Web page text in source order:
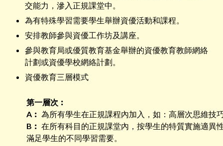
交能力，滲入正規課堂中。
為有特殊學習需要學生舉辦資優活動和課程。
安排教師參與資優工作坊及講座。
參與教育局或優質教育基金舉辦的資優教育教師網絡
計劃或資優學校網絡計劃。
資優教育三層模式
第一層次︰
A︰ 為所有學生在正規課程內加入，如：高層次思維
B︰ 在所有科目的正規課堂內，按學生的特質實施適異
滿足學生的不同學習需要。